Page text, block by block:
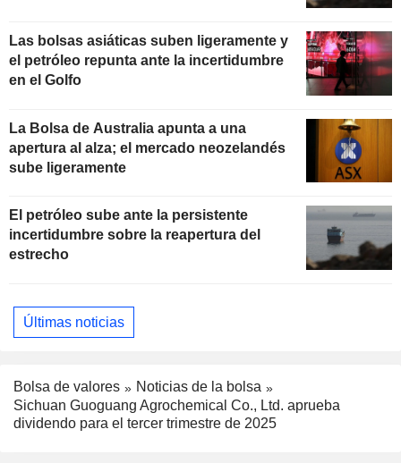
Las bolsas asiáticas suben ligeramente y
el petróleo repunta ante la incertidumbre
en el Golfo
La Bolsa de Australia apunta a una
apertura al alza; el mercado neozelandés
sube ligeramente
El petróleo sube ante la persistente
incertidumbre sobre la reapertura del
estrecho
Últimas noticias
Bolsa de valores
Noticias de la bolsa
Sichuan Guoguang Agrochemical Co., Ltd. aprueba
dividendo para el tercer trimestre de 2025